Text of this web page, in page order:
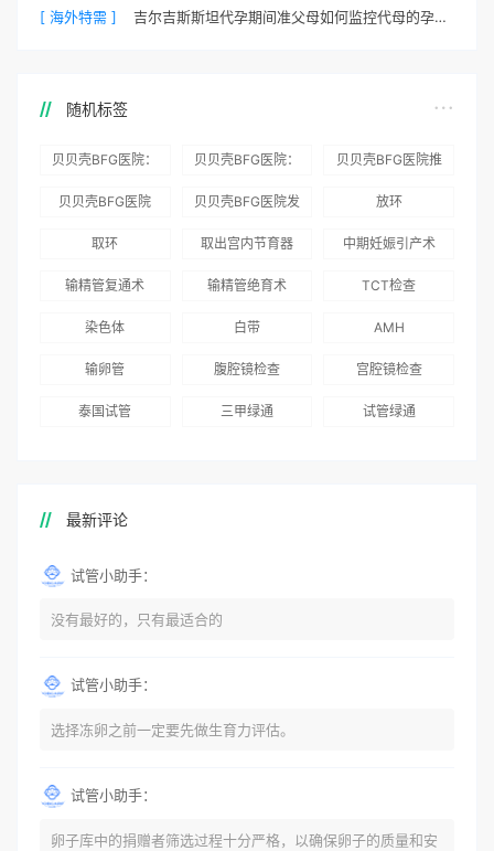
[ 海外特需 ] 吉尔吉斯斯坦代孕期间准父母如何监控代母的孕期状态？
随机标签
贝贝壳BFG医院：
务
贝贝壳BFG医院：
术”和“法律支持”
贝贝壳BFG医院推
贝贝壳BFG医院
贝贝壳BFG医院发
国版）》
放环
取环 取出宫内节育器 中期妊娠引产术
输精管复通术 输精管绝育术 TCT检查
染色体 白带 AMH
输卵管 腹腔镜检查 宫腔镜检查
泰国试管 三甲绿通 试管绿通
最新评论
试管小助手：
没有最好的，只有最适合的
试管小助手：
选择冻卵之前一定要先做生育力评估。
试管小助手：
卵子库中的捐赠者筛选过程十分严格，以确保卵子的质量和安